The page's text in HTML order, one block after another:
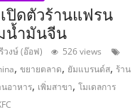
ปิดตัวร้านแฟรน
น้ำมันจีน
งษ์ (อ๊อฟ)
526 views
,ขยายตลาด, ยัมแบรนด์ส, ร้าน
อาหาร, เพิ่มสาขา,โมเดลการ